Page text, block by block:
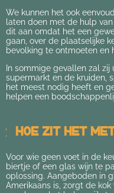
We kunnen het ook
laten doen met de hulp
dit aan omdat het een
gaan, over de plaatselijke
bevolking te ontmoeten en
In sommige gevallen zal
supermarkt en de kruiden,
het meest nodig heeft en
helpen een
Hoe zit het
Voor wie geen voet in de
biertje of een glas wijn te
oplossing. Aangeboden in
Amerikaans is, zorgt de